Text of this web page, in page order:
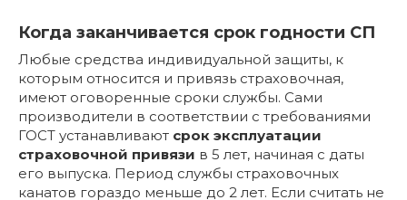
Когда заканчивается срок годности СП
Любые средства индивидуальной защиты, к
которым относится и привязь страховочная,
имеют оговоренные сроки службы. Сами
производители в соответствии с требованиями
ГОСТ устанавливают срок эксплуатации
страховочной привязи в 5 лет, начиная с даты
его выпуска. Период службы страховочных
канатов гораздо меньше до 2 лет. Если считать не